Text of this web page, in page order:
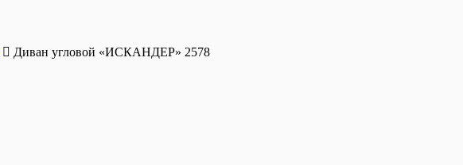
Диван угловой «ИСКАНДЕР» 2578